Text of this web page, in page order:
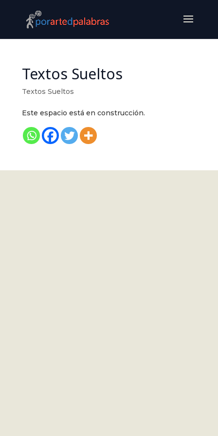
Textos Sueltos
Textos Sueltos
Este espacio está en construcción.